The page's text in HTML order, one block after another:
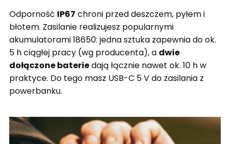
Odporność IP67 chroni przed deszczem, pyłem i
błotem. Zasilanie realizujesz popularnymi
akumulatorami 18650: jedna sztuka zapewnia do ok.
5 h ciągłej pracy (wg producenta), a dwie
dołączone bateriedają łącznie nawet ok. 10 h w
praktyce. Do tego masz USB-C 5 V do zasilania z
powerbanku.